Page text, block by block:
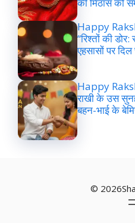
Happy
“रिश्तों की
एहसासों पर
Happy
राखी के उस
बहन-भाई के
©